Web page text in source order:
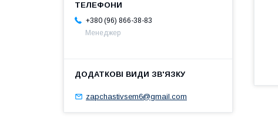
+380 (96) 866-38-83
Менеджер
zapchastivsem6@gmail.com